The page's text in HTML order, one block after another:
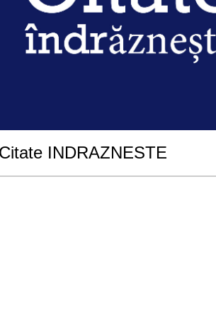
INDRAZNESTE